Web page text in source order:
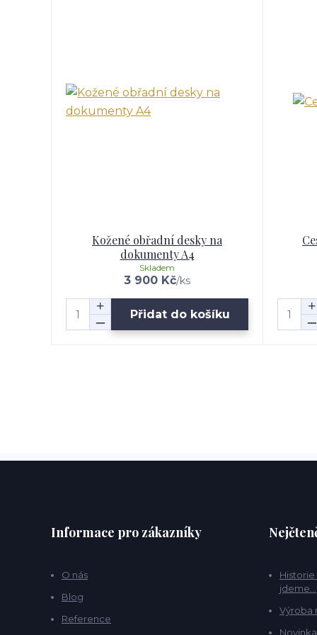
Kožené obřadní desky na
dokumenty A4
3 900 Kč/ks
Skladem
Přidat do košíku
Informace pro zákazníky
O nás
Blog
Reference
Historie
jdeme...
Výroba